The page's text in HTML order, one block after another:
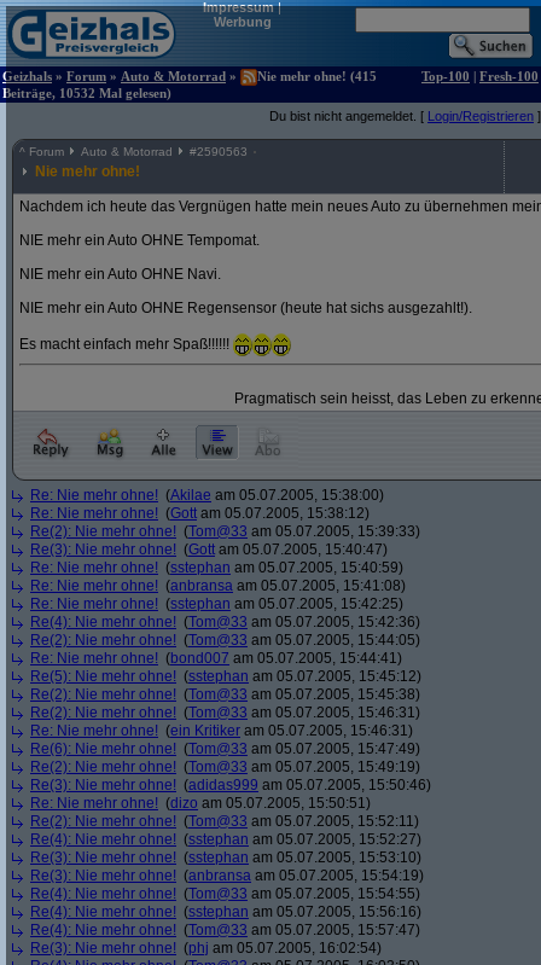
Impressum|
Werbung
Geizhals » Forum » Auto & Motorrad »
Nie mehr ohne! (415
Beiträge, 10532 Mal gelesen)
Top-100 | Fresh-100
Du bist nicht angemeldet. [ Login/Registrieren ]
^ Forum Auto & Motorrad #2590563
Nie mehr ohne!
Nachdem ich heute das Vergnügen hatte mein neues Auto zu übernehmen
NIE mehr ein Auto OHNE Tempomat.
NIE mehr ein Auto OHNE Navi.
NIE mehr ein Auto OHNE Regensensor (heute hat sichs ausgezahlt!).
Es macht einfach mehr Spaß!!!!!!
Pragmatisch sein heisst, das Leben zu
Re: Nie mehr ohne! (Akilae am 05.07.2005, 15:38:00)
Re: Nie mehr ohne! (Gott am 05.07.2005, 15:38:12)
Re(2): Nie mehr ohne! (Tom@33 am 05.07.2005, 15:39:33)
Re(3): Nie mehr ohne! (Gott am 05.07.2005, 15:40:47)
Re: Nie mehr ohne! (sstephan am 05.07.2005, 15:40:59)
Re: Nie mehr ohne! (anbransa am 05.07.2005, 15:41:08)
Re: Nie mehr ohne! (sstephan am 05.07.2005, 15:42:25)
Re(4): Nie mehr ohne! (Tom@33 am 05.07.2005, 15:42:36)
Re(2): Nie mehr ohne! (Tom@33 am 05.07.2005, 15:44:05)
Re: Nie mehr ohne! (bond007 am 05.07.2005, 15:44:41)
Re(5): Nie mehr ohne! (sstephan am 05.07.2005, 15:45:12)
Re(2): Nie mehr ohne! (Tom@33 am 05.07.2005, 15:45:38)
Re(2): Nie mehr ohne! (Tom@33 am 05.07.2005, 15:46:31)
Re: Nie mehr ohne! (ein Kritiker am 05.07.2005, 15:46:31)
Re(6): Nie mehr ohne! (Tom@33 am 05.07.2005, 15:47:49)
Re(2): Nie mehr ohne! (Tom@33 am 05.07.2005, 15:49:19)
Re(3): Nie mehr ohne! (adidas999 am 05.07.2005, 15:50:46)
Re: Nie mehr ohne! (dizo am 05.07.2005, 15:50:51)
Re(2): Nie mehr ohne! (Tom@33 am 05.07.2005, 15:52:11)
Re(4): Nie mehr ohne! (sstephan am 05.07.2005, 15:52:27)
Re(3): Nie mehr ohne! (sstephan am 05.07.2005, 15:53:10)
Re(3): Nie mehr ohne! (anbransa am 05.07.2005, 15:54:19)
Re(4): Nie mehr ohne! (Tom@33 am 05.07.2005, 15:54:55)
Re(4): Nie mehr ohne! (sstephan am 05.07.2005, 15:56:16)
Re(4): Nie mehr ohne! (Tom@33 am 05.07.2005, 15:57:47)
Re(3): Nie mehr ohne! (phj am 05.07.2005, 16:02:54)